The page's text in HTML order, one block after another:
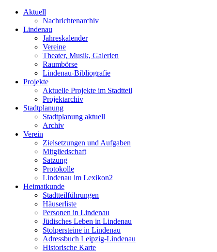
Aktuell
Nachrichtenarchiv
Lindenau
Jahreskalender
Vereine
Theater, Musik, Galerien
Raumbörse
Lindenau-Bibliografie
Projekte
Aktuelle Projekte im Stadtteil
Projektarchiv
Stadtplanung
Stadtplanung aktuell
Archiv
Verein
Zielsetzungen und Aufgaben
Mitgliedschaft
Satzung
Protokolle
Lindenau im Lexikon2
Heimatkunde
Stadtteilführungen
Häuserliste
Personen in Lindenau
Jüdisches Leben in Lindenau
Stolpersteine in Lindenau
Adressbuch Leipzig-Lindenau
Historische Karte